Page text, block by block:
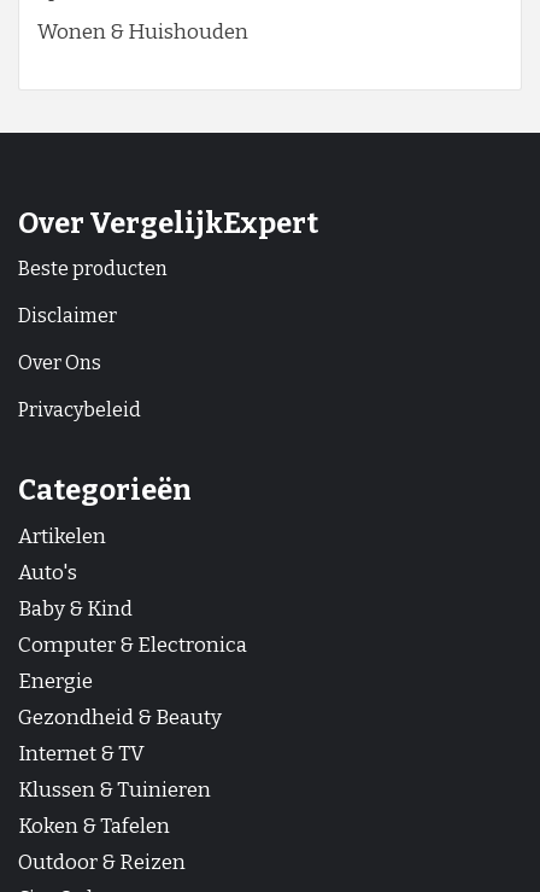
Wonen & Huishouden
Over VergelijkExpert
Beste producten
Disclaimer
Over Ons
Privacybeleid
Categorieën
Artikelen
Auto's
Baby & Kind
Computer & Electronica
Energie
Gezondheid & Beauty
Internet & TV
Klussen & Tuinieren
Koken & Tafelen
Outdoor & Reizen